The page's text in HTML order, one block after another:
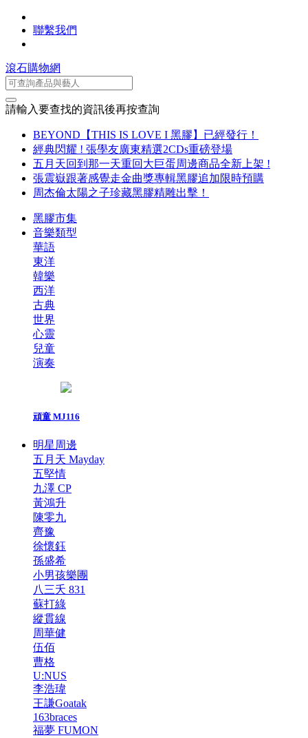
聯繫我們
滾石購物網
請輸入要查找的資訊後再按查詢
BEYOND【THIS IS LOVE I 黑膠】已經發行！
經典閃耀 ! 張學友廣東精選2CDs重磅登場
五月天回到那一天重回大巨蛋周邊商品全新上架 !
張震嶽跟著感覺走金曲獎專輯黑膠追加限時預購
周杰倫太陽之子珍藏黑膠精雕出擊！
黑膠市集
音樂類型
華語
東洋
韓樂
西洋
古典
世界
心靈
兒童
演奏
頑童 MJ116
明星周邊
五月天 Mayday
五堅情
九澤 CP
黃鴻升
陳零九
齊豫
徐懷鈺
孫盛希
小男孩樂團
八三夭 831
蘇打綠
縱貫線
周華健
伍佰
曹格
U:NUS
李浩瑋
王謙Goatak
163braces
福夢 FUMON